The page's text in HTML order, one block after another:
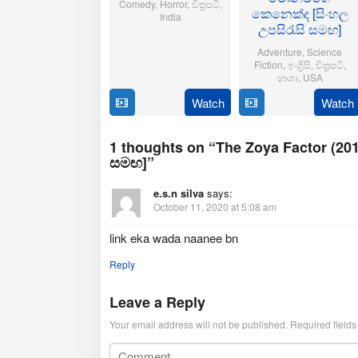
Comedy, Horror, චිත්‍රපටි
India
Watch
කෙනෙක්ද [සිංහල
උපසිරැසි සමඟ]
Adventure Science
Fiction ඉංග්‍රිසි චිත්‍රපටි
භාශා, USA
Jul
Matt
Shakman
Watch
1 thoughts on “The Zoya Factor
සමඟ]”
e.s.n silva says:
October 11, 2020 at 5:08 am
link eka wada naanee bn
Reply
Leave a Reply
Your email address will not be published. Required